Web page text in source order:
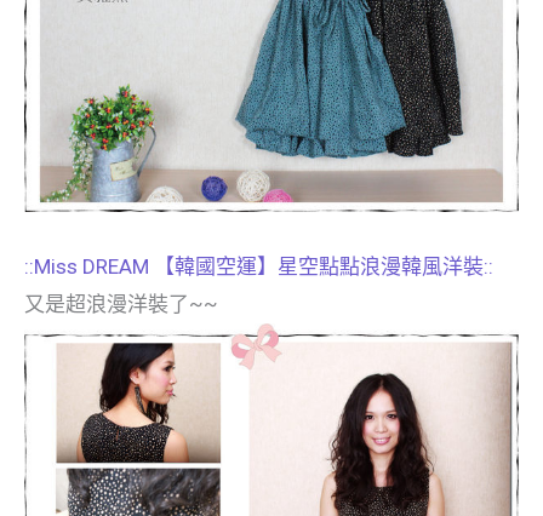
::Miss DREAM 【韓國空運】星空點點浪漫韓風洋裝::
又是超浪漫洋裝了~~